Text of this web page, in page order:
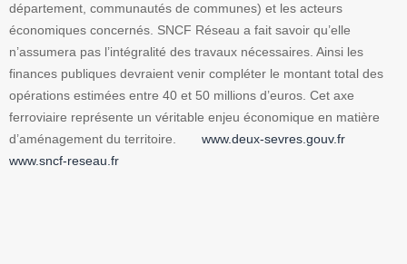
département, communautés de communes) et les acteurs
économiques concernés. SNCF Réseau a fait savoir qu’elle
n’assumera pas l’intégralité des travaux nécessaires. Ainsi les
finances publiques devraient venir compléter le montant total des
opérations estimées entre 40 et 50 millions d’euros. Cet axe
ferroviaire représente un véritable enjeu économique en matière
d’aménagement du territoire. www.deux-sevres.gouv.fr
www.sncf-reseau.fr